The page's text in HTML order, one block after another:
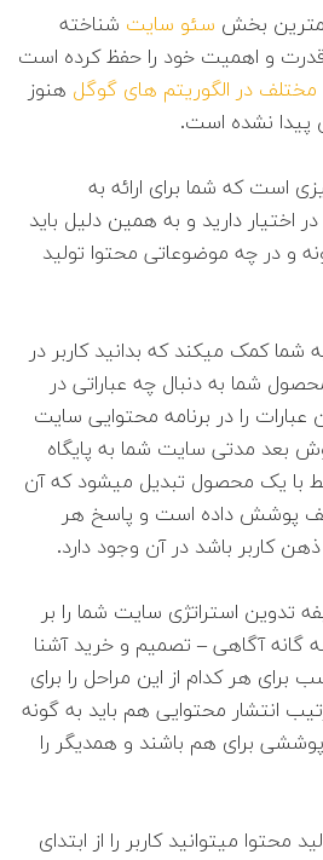
بخش سئو سایت شناخته
قدرت و اهمیت خود را حفظ کرده است
در الگوریتم های گوگل هنوز
پیدا نشده است.
است که شما برای ارائه به
اختیار دارید و به همین دلیل باید
و در چه موضوعاتی محتوا تولید
کمک میکند که بدانید کاربر در
شما به دنبال چه عباراتی در
را در برنامه محتوایی سایت
بعد مدتی سایت شما به پایگاه
با یک محصول تبدیل میشود که آن
پوشش داده است و پاسخ هر
کاربر باشد در آن وجود دارد.
تدوین استراتژی سایت شما را بر
گانه آگاهی – تصمیم و خرید آشنا
برای هر کدام از این مراحل را برای
انتشار محتوایی هم باید به گونه
برای هم باشند و همدیگر را
محتوا میتوانید کاربر را از ابتدای